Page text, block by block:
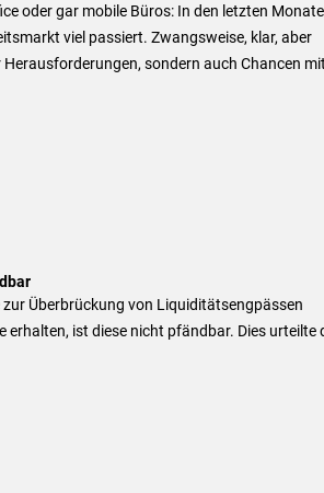
oder gar mobile Büros: In den letzten
viel passiert. Zwangsweise, klar, aber
sondern auch Chancen
Überbrückung von Liquiditätsengpässen
erhalten, ist diese nicht pfändbar. Dies urteilte